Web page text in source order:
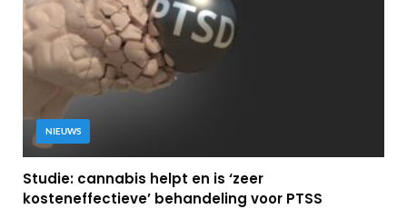
NIEUWS
Studie: cannabis helpt en is ‘zeer
kosteneffectieve’ behandeling voor PTSS